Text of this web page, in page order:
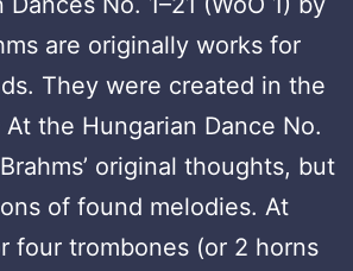
are originally works for
They were created in the
At the Hungarian Dance No.
original thoughts, but
of found melodies. At
four trombones (or 2 horns